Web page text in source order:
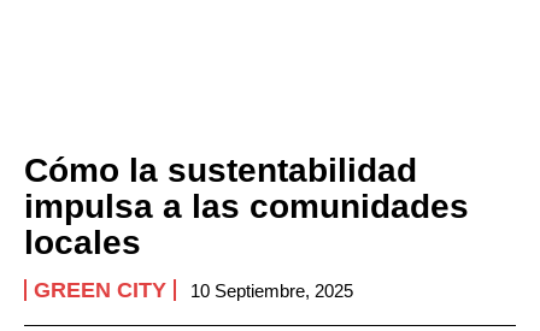
Cómo la sustentabilidad
impulsa a las comunidades
locales
GREEN CITY 10 Septiembre, 2025